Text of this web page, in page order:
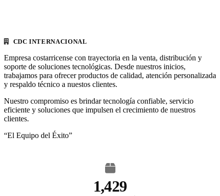
CDC INTERNACIONAL
Empresa costarricense con trayectoria en la venta, distribución y
soporte de soluciones tecnológicas. Desde nuestros inicios,
trabajamos para ofrecer productos de calidad, atención personalizada
y respaldo técnico a nuestos clientes.
Nuestro compromiso es brindar tecnología confiable, servicio
eficiente y soluciones que impulsen el crecimiento de nuestros
clientes.
“El Equipo del Éxito”
1,429